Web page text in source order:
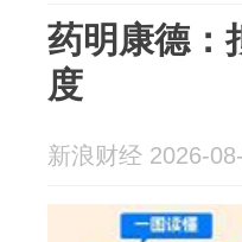
药明康德：
度
新浪财经 2026-